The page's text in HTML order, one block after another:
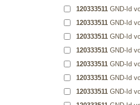
120333511GND-Id
120333511GND-Id
120333511GND-Id
120333511GND-Id
120333511GND-Id
120333511GND-Id
120333511GND-Id